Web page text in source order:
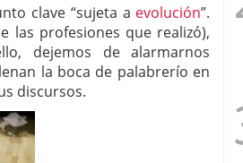
clave “sujeta a evolución”.
las profesiones que realizó),
dejemos de alarmarnos
la boca de palabrerío en
discursos.